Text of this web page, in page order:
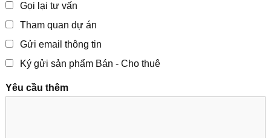
Gọi lại tư vấn
Tham quan dự án
Gửi email thông tin
Ký gửi sản phẩm Bán - Cho thuê
Yêu cầu thêm